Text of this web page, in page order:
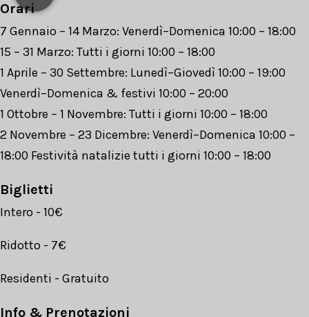
Orari
7 Gennaio – 14 Marzo: Venerdì–Domenica 10:00 – 18:00
15 – 31 Marzo: Tutti i giorni 10:00 – 18:00
1 Aprile – 30 Settembre: Lunedì–Giovedì 10:00 – 19:00
Venerdì–Domenica & festivi 10:00 – 20:00
1 Ottobre – 1 Novembre: Tutti i giorni 10:00 – 18:00
2 Novembre – 23 Dicembre: Venerdì–Domenica 10:00 –
18:00 Festività natalizie tutti i giorni 10:00 – 18:00
Biglietti
Intero - 10€
Ridotto - 7€
Residenti - Gratuito
Info & Prenotazioni